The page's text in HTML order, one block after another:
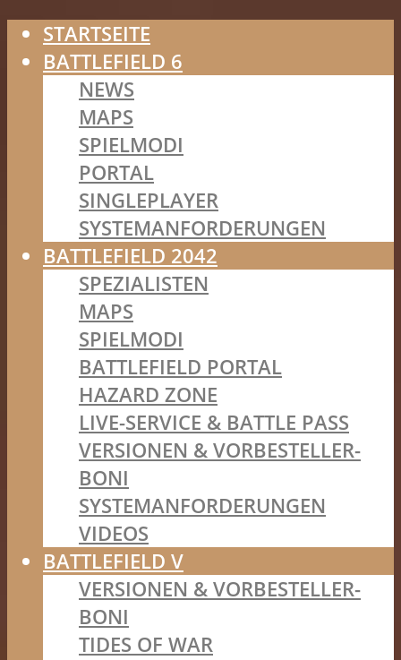
STARTSEITE
BATTLEFIELD 6
NEWS
MAPS
SPIELMODI
PORTAL
SINGLEPLAYER
SYSTEMANFORDERUNGEN
BATTLEFIELD 2042
SPEZIALISTEN
MAPS
SPIELMODI
BATTLEFIELD PORTAL
HAZARD ZONE
LIVE-SERVICE & BATTLE PASS
VERSIONEN & VORBESTELLER-
BONI
SYSTEMANFORDERUNGEN
VIDEOS
BATTLEFIELD V
VERSIONEN & VORBESTELLER-
BONI
TIDES OF WAR